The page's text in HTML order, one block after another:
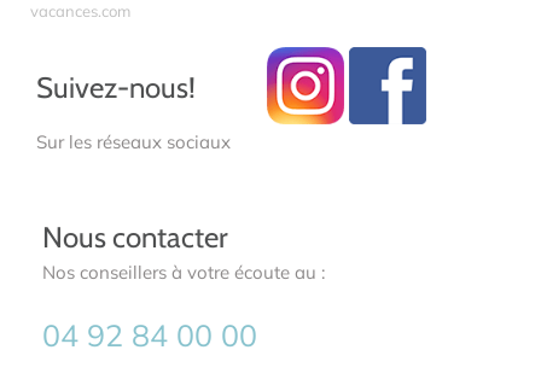
vacances.com
Suivez-nous!
Sur les réseaux sociaux
Nous contacter
Nos conseillers à votre écoute au :
04 92 84 00 00